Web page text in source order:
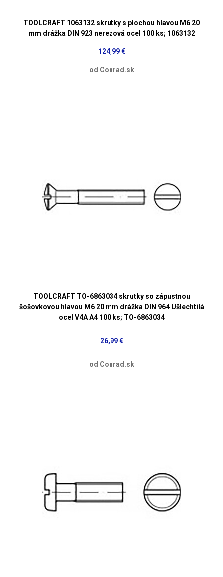
TOOLCRAFT 1063132 skrutky s plochou hlavou M6 20
mm drážka DIN 923 nerezová ocel 100 ks; 1063132
124,99 €
od Conrad.sk
TOOLCRAFT TO-6863034 skrutky so zápustnou
šošovkovou hlavou M6 20 mm drážka DIN 964 Ušlechtilá
ocel V4A A4 100 ks; TO-6863034
26,99 €
od Conrad.sk